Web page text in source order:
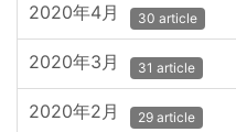
2020年4月 30 article
2020年3月 31 article
2020年2月 29 article